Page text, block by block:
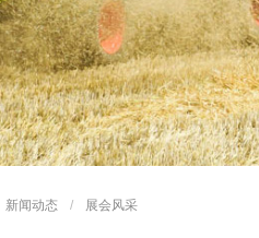
新闻动态 / 展会风采